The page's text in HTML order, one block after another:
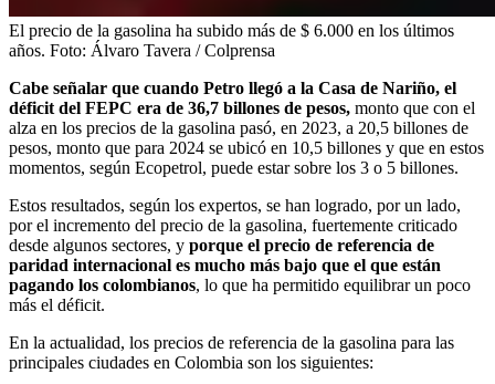
El precio de la gasolina ha subido más de $ 6.000 en los últimos
años. Foto: Álvaro Tavera / Colprensa
Cabe señalar que cuando Petro llegó a la Casa de Nariño, el
déficit del FEPC era de 36,7 billones de pesos, monto que con el
alza en los precios de la gasolina pasó, en 2023, a 20,5 billones de
pesos, monto que para 2024 se ubicó en 10,5 billones y que en estos
momentos, según Ecopetrol, puede estar sobre los 3 o 5 billones.
Estos resultados, según los expertos, se han logrado, por un lado,
por el incremento del precio de la gasolina, fuertemente criticado
desde algunos sectores, y porque el precio de referencia de
paridad internacional es mucho más bajo que el que están
pagando los colombianos, lo que ha permitido equilibrar un poco
más el déficit.
En la actualidad, los precios de referencia de la gasolina para las
principales ciudades en Colombia son los siguientes: